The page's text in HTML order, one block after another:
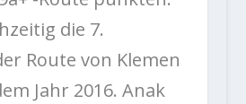
die 7.
Route von Klemen
Jahr 2016. Anak